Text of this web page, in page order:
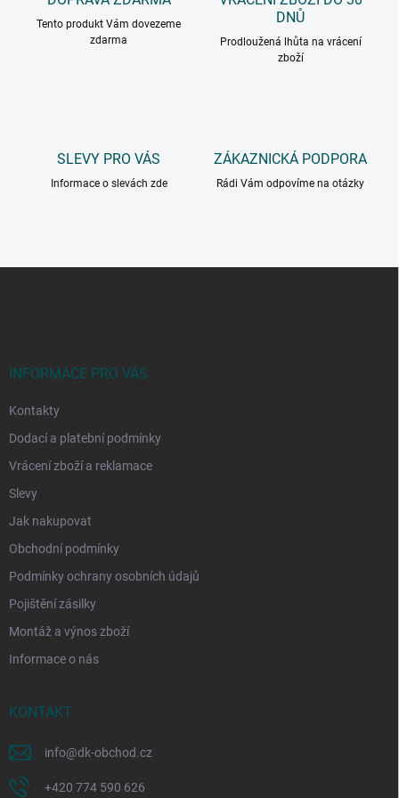
Tento produkt Vám dovezeme
zdarma
DNŮ
Prodloužená lhůta na vrácení
zboží
SLEVY PRO VÁS
Informace o slevách zde
ZÁKAZNICKÁ PODPORA
Rádi Vám odpovíme na otázky
INFORMACE PRO VÁS
Kontakty
Dodací a platební podmínky
Vrácení zboží a reklamace
Slevy
Jak nakupovat
Obchodní podmínky
Podmínky ochrany osobních údajů
Pojištění zásilky
Montáž a výnos zboží
Informace o nás
KONTAKT
info@dk-obchod.cz
+420 774 590 626